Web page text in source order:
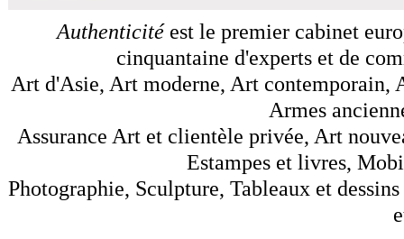
Authenticitéest le premier cabinet
cinquantaine d'experts et de
Art d'Asie, Art moderne, Art contemporain,
Armes
Assurance Art et clientèle privée, Art
Estampes et livres,
Photographie, Sculpture, Tableaux et